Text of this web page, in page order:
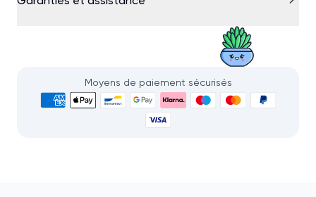
Moyens de paiement sécurisés